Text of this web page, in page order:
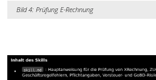
Bild 4: Prüfung E-Rechnung